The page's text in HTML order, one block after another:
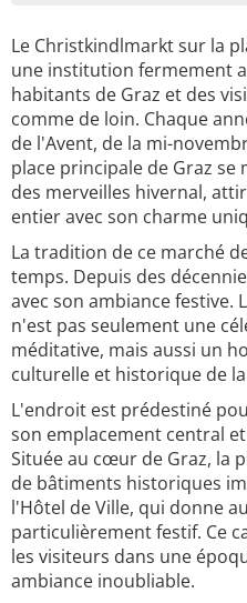
Le Christkindlmarkt sur la
une institution fermement
habitants de Graz et des
comme de loin. Chaque
de l'Avent, de la mi-
place principale de Graz
des merveilles hivernal,
entier avec son charme
La tradition de ce marché
temps. Depuis des
avec son ambiance festive.
n'est pas seulement une
méditative, mais aussi un
culturelle et historique de
L'endroit est prédestiné
son emplacement central
Située au cœur de Graz, la
de bâtiments historiques
l'Hôtel de Ville, qui donne
particulièrement festif. Ce
les visiteurs dans une
ambiance inoubliable.